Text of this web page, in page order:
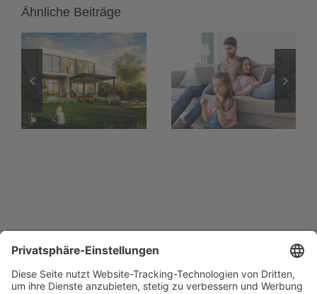
Ähnliche Beiträge
Heimnetzwerk
einrichten:
Das
unsichtbare
Fundament
für dein KNX
und LED-
Spots:
Flimmerfreies
Dimmen mit
24-Volt-
Voltus GmbH
Loog 7, 23611 Bad Schwartau